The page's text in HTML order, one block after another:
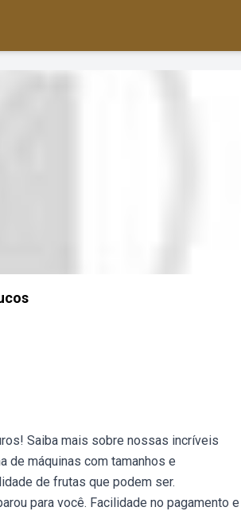
Saiba mais sobre nossas incríveis
de máquinas com tamanhos e
de frutas que podem ser.
para você. Facilidade no pagamento e